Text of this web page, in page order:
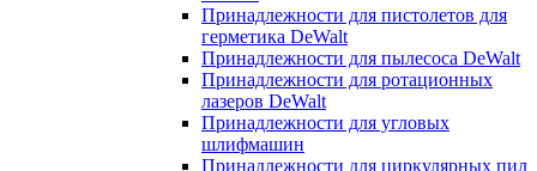
Принадлежности для пистолетов для
герметика DeWalt
Принадлежности для пылесоса DeWalt
Принадлежности для ротационных
лазеров DeWalt
Принадлежности для угловых
шлифмашин
Принадлежности для циркулярных пил